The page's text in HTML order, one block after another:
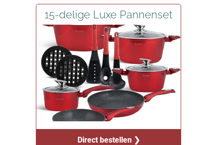
15-delige Luxe Pannenset
Direct bestellen ❯